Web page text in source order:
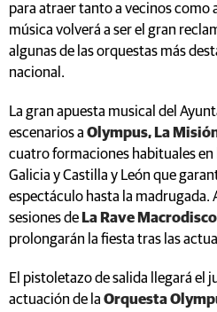
para atraer tanto a vecinos como
música volverá a ser el gran
algunas de las orquestas más
nacional.
La gran apuesta musical del
escenarios a Olympus, La
cuatro formaciones habituales en
Galicia y Castilla y León que
espectáculo hasta la madrugada.
sesiones de La Rave
prolongarán la fiesta tras las
El pistoletazo de salida llegará el
actuación de la Orquesta